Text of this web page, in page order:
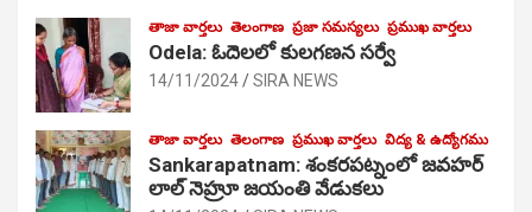
తాజా వార్తలు తెలంగాణ ప్రజా సమస్యలు ప్రముఖ వార్తలు
Odela: ఓదెలలో కులగణన సర్వే
14/11/2024 SIRA NEWS
తాజా వార్తలు తెలంగాణ ప్రముఖ వార్తలు విద్య & ఉద్యోగము
Sankarapatnam: శంకరపట్నంలో జవహర్
లాల్ నెహ్రూ జయంతి వేడుకలు